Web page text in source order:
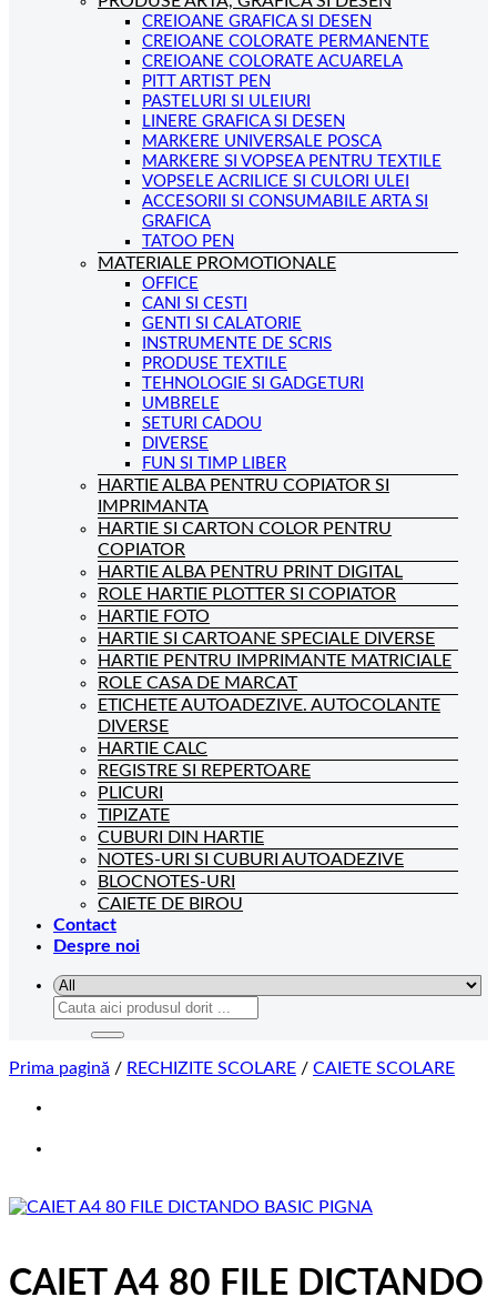
CREIOANE GRAFICA SI DESEN
CREIOANE COLORATE PERMANENTE
CREIOANE COLORATE ACUARELA
PITT ARTIST PEN
PASTELURI SI ULEIURI
LINERE GRAFICA SI DESEN
MARKERE UNIVERSALE POSCA
MARKERE SI VOPSEA PENTRU TEXTILE
VOPSELE ACRILICE SI CULORI ULEI
ACCESORII SI CONSUMABILE ARTA SI
GRAFICA
TATOO PEN
MATERIALE PROMOTIONALE
OFFICE
CANI SI CESTI
GENTI SI CALATORIE
INSTRUMENTE DE SCRIS
PRODUSE TEXTILE
TEHNOLOGIE SI GADGETURI
UMBRELE
SETURI CADOU
DIVERSE
FUN SI TIMP LIBER
HARTIE ALBA PENTRU COPIATOR SI
IMPRIMANTA
HARTIE SI CARTON COLOR PENTRU
COPIATOR
HARTIE ALBA PENTRU PRINT DIGITAL
ROLE HARTIE PLOTTER SI COPIATOR
HARTIE FOTO
HARTIE SI CARTOANE SPECIALE DIVERSE
HARTIE PENTRU IMPRIMANTE MATRICIALE
ROLE CASA DE MARCAT
ETICHETE AUTOADEZIVE. AUTOCOLANTE
DIVERSE
HARTIE CALC
REGISTRE SI REPERTOARE
PLICURI
TIPIZATE
CUBURI DIN HARTIE
NOTES-URI SI CUBURI AUTOADEZIVE
BLOCNOTES-URI
CAIETE DE BIROU
Contact
Despre noi
Caută
Prima pagină / RECHIZITE SCOLARE / CAIETE SCOLARE
CAIET A4 80 FILE DICTANDO